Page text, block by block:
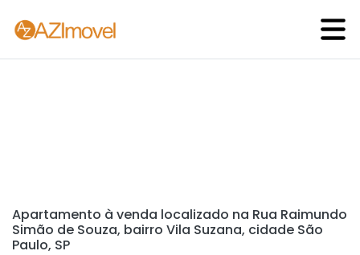
Apartamento à venda localizado na Rua Raimundo
Simão de Souza, bairro Vila Suzana, cidade São
Paulo, SP